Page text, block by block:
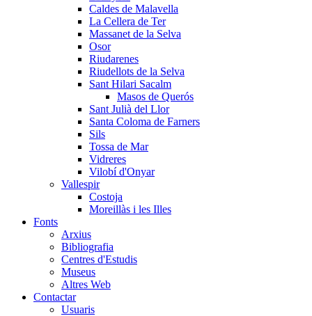
Caldes de Malavella
La Cellera de Ter
Massanet de la Selva
Osor
Riudarenes
Riudellots de la Selva
Sant Hilari Sacalm
Masos de Querós
Sant Julià del Llor
Santa Coloma de Farners
Sils
Tossa de Mar
Vidreres
Vilobí d'Onyar
Vallespir
Costoja
Moreillàs i les Illes
Fonts
Arxius
Bibliografia
Centres d'Estudis
Museus
Altres Web
Contactar
Usuaris